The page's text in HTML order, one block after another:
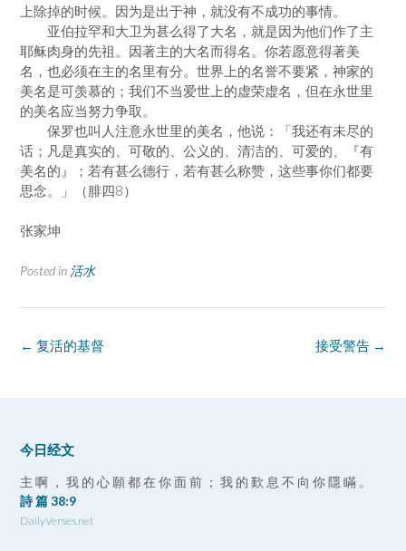
上除掉的时候。因为是出于神，就没有不成功的事情。
亚伯拉罕和大卫为甚么得了大名，就是因为他们作了主
耶稣肉身的先祖。因著主的大名而得名。你若愿意得著美
名，也必须在主的名里有分。世界上的名誉不要紧，神家的
美名是可羡慕的；我们不当爱世上的虚荣虚名，但在永世里
的美名应当努力争取。
保罗也叫人注意永世里的美名，他说：「我还有未尽的
话；凡是真实的、可敬的、公义的、清洁的、可爱的、『有
美名的』；若有甚么德行，若有甚么称赞，这些事你们都要
思念。」（腓四8）
张家坤
Posted in 活水
Post
接受警告 →
← 复活的基督
今日经文
主 啊 ， 我 的 心 願 都 在 你 面 前 ； 我 的 歎 息 不 向 你 隱 瞞 。
詩 篇 38:9
DailyVerses.net